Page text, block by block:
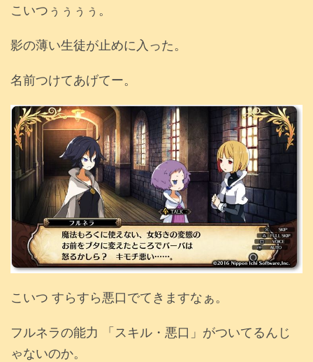
こいつぅぅぅぅ。
影の薄い生徒が止めに入った。
名前つけてあげてー。
こいつ すらすら悪口でてきますなぁ。
フルネラの能力 「スキル・悪口」がついてるんじ
ゃないのか。